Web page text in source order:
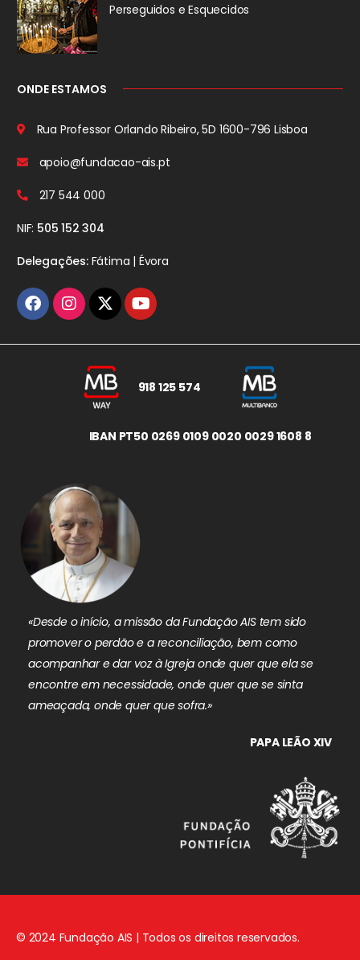
Perseguidos e Esquecidos
ONDE ESTAMOS
Rua Professor Orlando Ribeiro, 5D 1600-796 Lisboa
apoio@fundacao-ais.pt
217 544 000
NIF: 505 152 304
Delegações:Fátima | Évora
918 125 574
IBAN PT50 0269 0109 0020 0029 1608 8
«Desde o início, a missão da Fundação AIS tem sido
promover o perdão e a reconciliação, bem como
acompanhar e dar voz à Igreja onde quer que ela se
encontre em necessidade, onde quer que se sinta
ameaçada, onde quer que sofra.»
PAPA LEÃO XIV
© 2024 Fundação AIS | Todos os direitos reservados.